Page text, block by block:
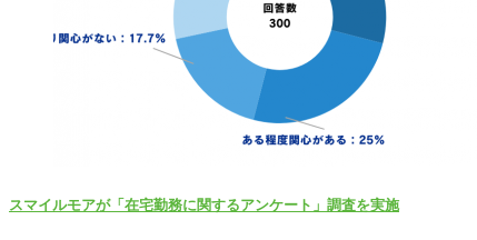
スマイルモアが「在宅勤務に関するアンケート」調査を実施